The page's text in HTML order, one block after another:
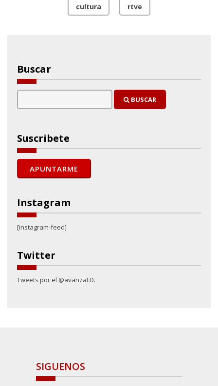
cultura
rtve
Buscar
BUSCAR
Suscribete
Instagram
[instagram-feed]
Twitter
Tweets por el @avanzaLD.
SIGUENOS